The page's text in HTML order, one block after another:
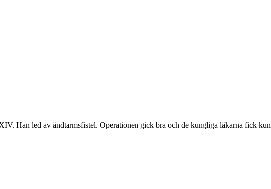
Han led av ändtarmsfistel. Operationen gick bra och de kungliga läkarna fick